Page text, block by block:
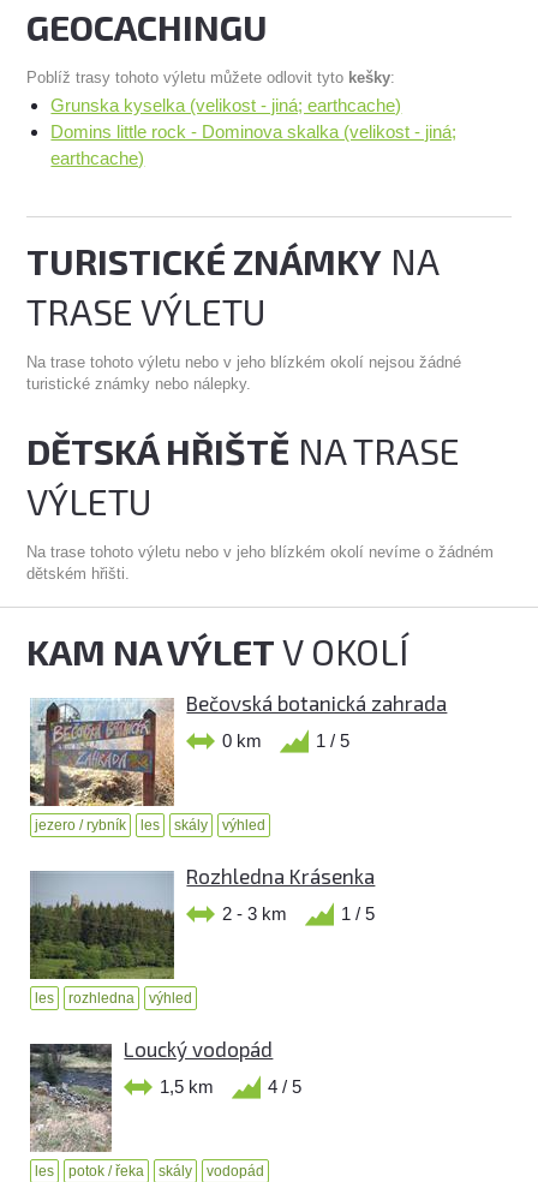
GEOCACHINGU
Poblíž trasy tohoto výletu můžete odlovit tyto kešky:
Grunska kyselka (velikost - jiná; earthcache)
Domins little rock - Dominova skalka (velikost - jiná;
earthcache)
TURISTICKÉ ZNÁMKY NA
TRASE VÝLETU
Na trase tohoto výletu nebo v jeho blízkém okolí nejsou žádné
turistické známky nebo nálepky.
DĚTSKÁ HŘIŠTĚ NA TRASE
VÝLETU
Na trase tohoto výletu nebo v jeho blízkém okolí nevíme o žádném
dětském hřišti.
KAM NA VÝLETV OKOLÍ
Bečovská botanická zahrada
0 km 1 / 5
jezero / rybník les skály výhled
Rozhledna Krásenka
2 - 3 km 1 / 5
les rozhledna výhled
Loucký vodopád
1,5 km 4 / 5
les potok / řeka skály vodopád